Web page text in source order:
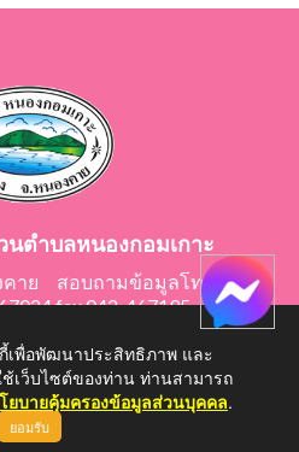
นตำบลหนองกอมเกาะ
คาย สอบถามข้อมูลโทร 042-
fax 042-467195
เพื่อพัฒนาประสิทธิภาพ และ
เว็บไซต์ของท่าน ท่านสามารถ
ยบายคุ้มครองข้อมูลส่วนบุคคล.
ยอมรับ